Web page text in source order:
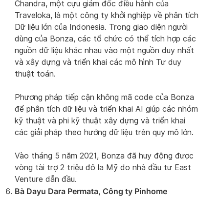
Chandra, một cựu giám đốc điều hành của
Traveloka, là một công ty khởi nghiệp về phân tích
Dữ liệu lớn của Indonesia. Trong giao diện người
dùng của Bonza, các tổ chức có thể tích hợp các
nguồn dữ liệu khác nhau vào một nguồn duy nhất
và xây dựng và triển khai các mô hình Tư duy
thuật toán.
Phương pháp tiếp cận không mã code của Bonza
để phân tích dữ liệu và triển khai AI giúp các nhóm
kỹ thuật và phi kỹ thuật xây dựng và triển khai
các giải pháp theo hướng dữ liệu trên quy mô lớn.
Vào tháng 5 năm 2021, Bonza đã huy động được
vòng tài trợ 2 triệu đô la Mỹ do nhà đầu tư East
Venture dẫn đầu.
Bà Dayu Dara Permata, Công ty Pinhome